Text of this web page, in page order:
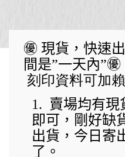
㊝ 現貨，快速
間是”一天內”㊝
刻印資料可加
1.
賣場均有現
即可，剛好缺
出貨，今日寄
了。